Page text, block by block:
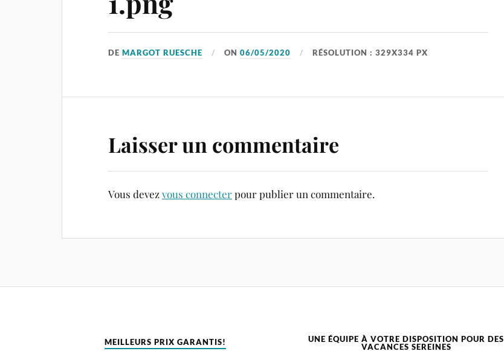
DEMARGOT RUESCHE ON06/05/2020 RÉSOLUTION : 329X334 PX
Laisser un commentaire
Vous devezvous connecterpour publier un commentaire.
MEILLEURS PRIX GARANTIS!
UNE ÉQUIPE À VOTRE DISPOSITION POUR DES
VACANCES SEREINES